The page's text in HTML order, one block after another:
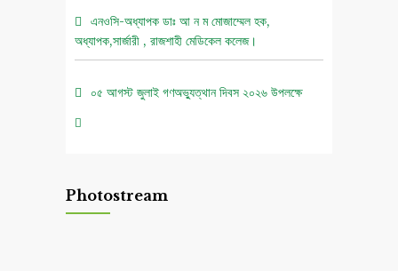
এনওসি-অধ্যাপক ডাঃ আ ন ম মোজাম্মেল হক,
অধ্যাপক,সার্জারী , রাজশাহী মেডিকেল কলেজ।
০৫ আগস্ট জুলাই গণঅভ্যুত্থান দিবস ২০২৬ উপলক্ষে
Photostream